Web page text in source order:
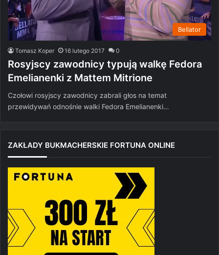
Bellator
Tomasz Koper 16 lutego 2017 0
Rosyjscy zawodnicy typują walkę Fedora
Emelianenki z Mattem Mitrione
Czołowi rosyjscy zawodnicy zabrali głos na temat
przewidywań odnośnie walki Fedora Emelianenki…
ZAKŁADY BUKMACHERSKIE FORTUNA ONLINE